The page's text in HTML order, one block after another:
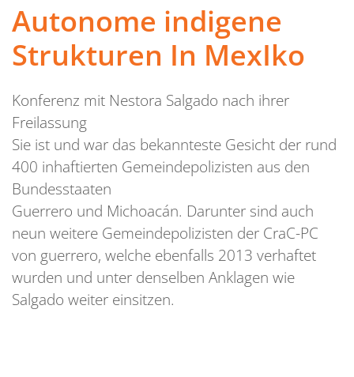
Autonome indigene
Strukturen In MexIko
Konferenz mit Nestora Salgado nach ihrer
Freilassung
Sie ist und war das bekannteste Gesicht der rund
400 inhaftierten Gemeindepolizisten aus den
Bundesstaaten
Guerrero und Michoacán. Darunter sind auch
neun weitere Gemeindepolizisten der CraC-PC
von guerrero, welche ebenfalls 2013 verhaftet
wurden und unter denselben Anklagen wie
Salgado weiter einsitzen.